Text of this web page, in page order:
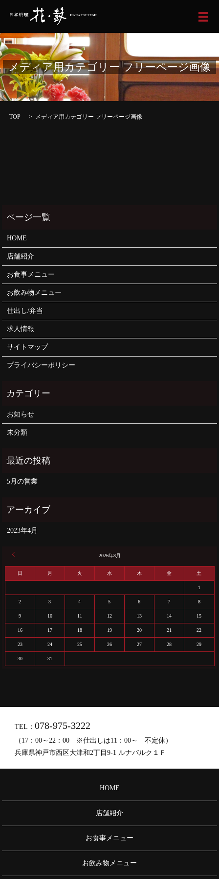
メ
メディア用カテゴリー フリーページ画像
TOP メディア用カテゴリー フリーページ画像
HOME
店舗紹介
お食事メニュー
お飲み物メニュー
仕出し/弁当
求人情報
サイトマップ
プライバシーポリシー
お知らせ
未分類
5月の営業
2023年4月
2026年8月
日 月 火 水 木 金 土
1
2 3 4 5 6 7 8
9 10 11 12 13 14 15
16 17 18 19 20 21 22
23 24 25 26 27 28 29
30 31
TEL： 078-975-3222
（17：00～22：00 ※仕出しは11：00～ 不定休）
兵庫県神戸市西区大津和2丁目9-1 ルナバルク１Ｆ
HOME
店舗紹介
お食事メニュー
お飲み物メニュー